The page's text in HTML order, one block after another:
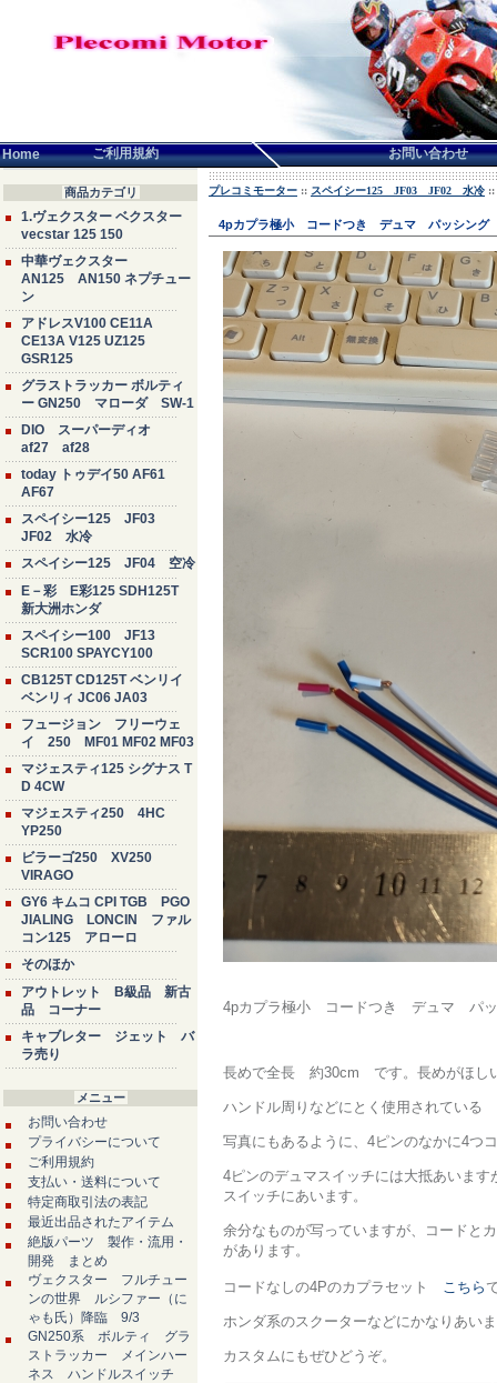
Home ご利用規約 お問い合わせ
商品カテゴリ
1.ヴェクスター ベクスター
vecstar 125 150
中華ヴェクスター
AN125 AN150 ネプチュー
ン
アドレスV100 CE11A
CE13A V125 UZ125
GSR125
グラストラッカー ボルティ
ー GN250 マローダ SW-1
DIO スーパーディオ
af27 af28
today トゥデイ50 AF61
AF67
スペイシー125 JF03
JF02 水冷
スペイシー125 JF04 空冷
E－彩 E彩125 SDH125T
新大洲ホンダ
スペイシー100 JF13
SCR100 SPAYCY100
CB125T CD125T ベンリイ
ベンリィ JC06 JA03
フュージョン フリーウェ
イ 250 MF01 MF02 MF03
マジェスティ125 シグナス T
D 4CW
マジェスティ250 4HC
YP250
ビラーゴ250 XV250
VIRAGO
GY6 キムコ CPI TGB PGO
JIALING LONCIN ファル
コン125 アローロ
そのほか
アウトレット B級品 新古
品 コーナー
キャブレター ジェット バ
ラ売り
メニュー
お問い合わせ
プライバシーについて
ご利用規約
支払い・送料について
特定商取引法の表記
最近出品されたアイテム
絶版パーツ 製作・流用・
開発 まとめ
ヴェクスター フルチュー
ンの世界 ルシファー（に
ゃも氏）降臨 9/3
GN250系 ボルティ グラ
ストラッカー メインハー
ネス ハンドルスイッチ
プレコミモーター :: スペイシー125 JF03 JF02 水冷
4pカプラ極小 コードつき デュマ パッシング
4pカプラ極小 コードつき デュマ パ
長めで全長 約30cm です。長めがほし
ハンドル周りなどにとく使用されている
写真にもあるように、4ピンのなかに4つ
4ピンのデュマスイッチには大抵あいま
スイッチにあいます。
余分なものが写っていますが、コードと
があります。
コードなしの4Pのカプラセット こちら
ホンダ系のスクーターなどにかなりあい
カスタムにもぜひどうぞ。